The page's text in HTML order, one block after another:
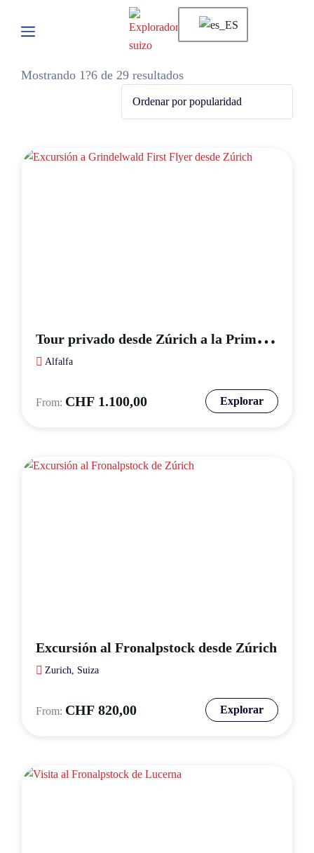
Mostrando 1?6 de 29 resultados
T
our privado desde Zúrich a la Primera Montaña de Grindelwald
Alfalfa
CHF 1.100,00 Explorar
Excursión al Fronalpstock desde Zúrich
Zurich, Suiza
CHF 820,00 Explorar